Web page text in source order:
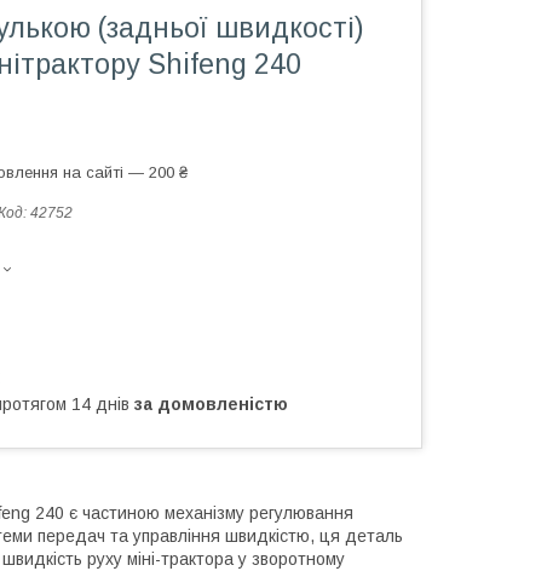
(задньої швидкості)
Shifeng 240
на сайті — 200 ₴
42752
14 днів за домовленістю
240 є частиною механізму регулювання
передач та управління швидкістю, ця деталь
руху міні-трактора у зворотному